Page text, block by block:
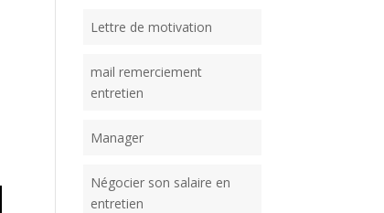
Lettre de motivation
mail remerciement
entretien
Manager
Négocier son salaire en
entretien